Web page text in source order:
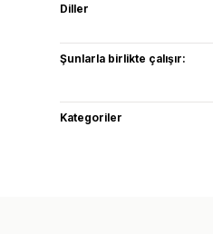
Diller
Şunlarla birlikte çalışır:
Kategoriler